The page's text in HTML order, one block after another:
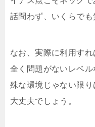
話問わず、いくらでも
なお、実際に利用す
全く問題がないレベ
殊な環境じゃない限
大丈夫でしょう。